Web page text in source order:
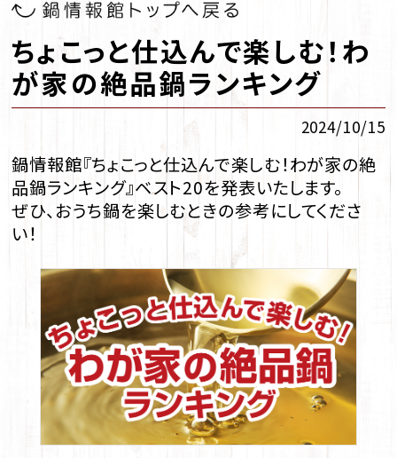
ちょこっと仕込んで楽しむ！わ
が家の絶品鍋ランキング
2024/10/15
鍋情報館『ちょこっと仕込んで楽しむ！わが家の絶
品鍋ランキング』ベスト20を発表いたします。
ぜひ、おうち鍋を楽しむときの参考にしてくださ
い！